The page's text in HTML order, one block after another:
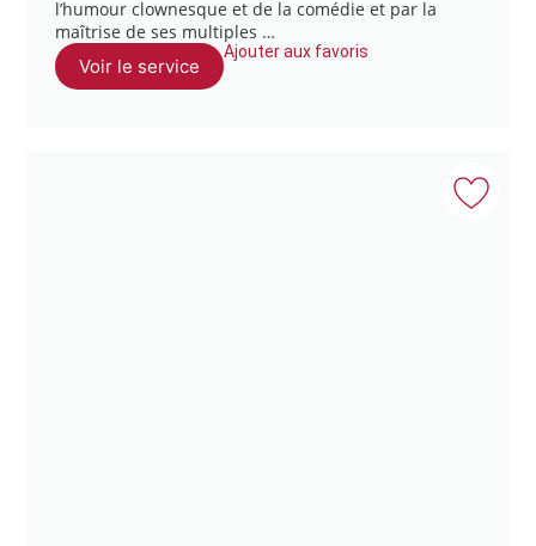
l’humour clownesque et de la comédie et par la
maîtrise de ses multiples …
Voir le service
Ajouter aux favoris